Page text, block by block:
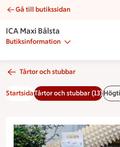
Prinsesstubbe | Catering ICA Maxi
Gå till butikssidan
ICA Maxi Bålsta
Butiksinformation
Tårtor och stubbar
StartsidaTårtor och stubbar (13)